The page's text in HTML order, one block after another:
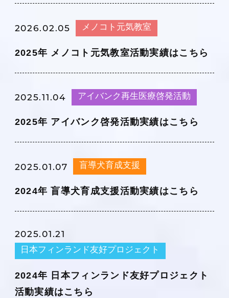
2026.02.05 メノコト元気教室
2025年 メノコト元気教室活動実績はこちら
2025.11.04 アイバンク再生医療啓発活動
2025年 アイバンク啓発活動実績はこちら
2025.01.07 盲導犬育成支援
2024年 盲導犬育成支援活動実績はこちら
2025.01.21
日本フィンランド友好プロジェクト
2024年 日本フィンランド友好プロジェクト
活動実績はこちら